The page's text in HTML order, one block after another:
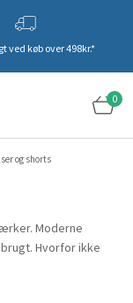
ved køb over 498kr.*
0
og shorts
Moderne
Hvorfor ikke